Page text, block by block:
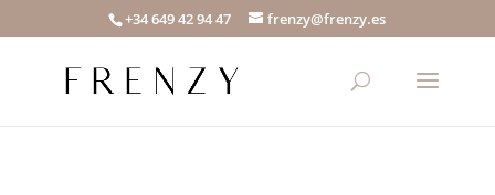
+34 649 42 94 47 frenzy@frenzy.es